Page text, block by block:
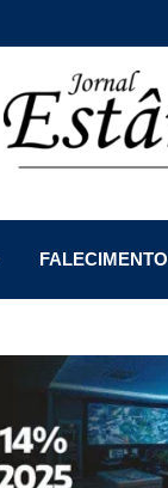
FALECIMENTO